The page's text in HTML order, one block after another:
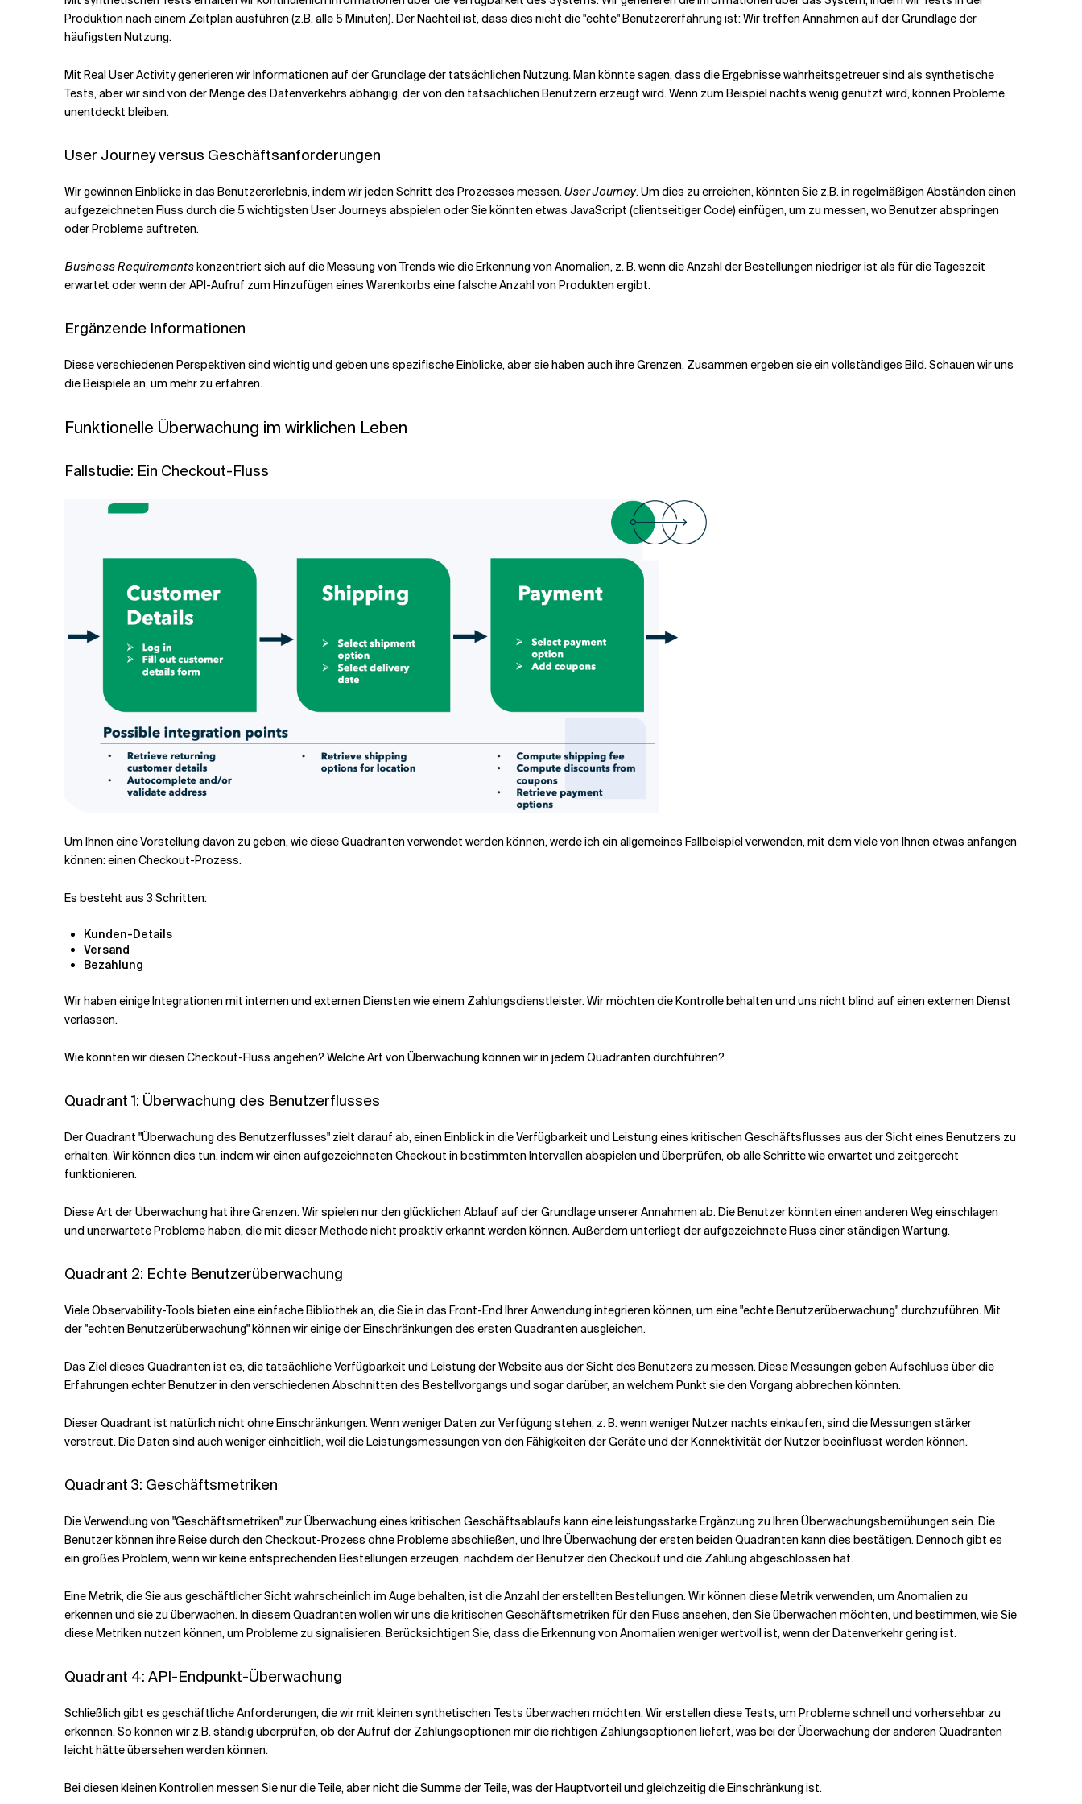
Produktion nach einem Zeitplan ausführen (z.B. alle 5 Minuten). Der Nachteil ist, dass dies nicht die "echte" Benutzererfahrung ist: Wir treffen Annahmen auf der Grundlage der
häufigsten Nutzung.
Mit Real User Activity generieren wir Informationen auf der Grundlage der tatsächlichen Nutzung. Man könnte sagen, dass die Ergebnisse wahrheitsgetreuer sind als synthetische
Tests, aber wir sind von der Menge des Datenverkehrs abhängig, der von den tatsächlichen Benutzern erzeugt wird. Wenn zum Beispiel nachts wenig genutzt wird, können Probleme
unentdeckt bleiben.
User Journey versus Geschäftsanforderungen
Wir gewinnen Einblicke in das Benutzererlebnis, indem wir jeden Schritt des Prozesses messen.User Journey. Um dies zu erreichen, könnten Sie z.B. in regelmäßigen Abständen einen
aufgezeichneten Fluss durch die 5 wichtigsten User Journeys abspielen oder Sie könnten etwas JavaScript (clientseitiger Code) einfügen, um zu messen, wo Benutzer abspringen
oder Probleme auftreten.
Business Requirementskonzentriert sich auf die Messung von Trends wie die Erkennung von Anomalien, z. B. wenn die Anzahl der Bestellungen niedriger ist als für die Tageszeit
erwartet oder wenn der API-Aufruf zum Hinzufügen eines Warenkorbs eine falsche Anzahl von Produkten ergibt.
Ergänzende Informationen
Diese verschiedenen Perspektiven sind wichtig und geben uns spezifische Einblicke, aber sie haben auch ihre Grenzen. Zusammen ergeben sie ein vollständiges Bild. Schauen wir uns
die Beispiele an, um mehr zu erfahren.
Funktionelle Überwachung im wirklichen Leben
Fallstudie: Ein Checkout-Fluss
Um Ihnen eine Vorstellung davon zu geben, wie diese Quadranten verwendet werden können, werde ich ein allgemeines Fallbeispiel verwenden, mit dem viele von Ihnen etwas anfangen
können: einen Checkout-Prozess.
Es besteht aus 3 Schritten:
Kunden-Details
Versand
Bezahlung
Wir haben einige Integrationen mit internen und externen Diensten wie einem Zahlungsdienstleister. Wir möchten die Kontrolle behalten und uns nicht blind auf einen externen Dienst
verlassen.
Wie könnten wir diesen Checkout-Fluss angehen? Welche Art von Überwachung können wir in jedem Quadranten durchführen?
Quadrant 1: Überwachung des Benutzerflusses
Der Quadrant "Überwachung des Benutzerflusses" zielt darauf ab, einen Einblick in die Verfügbarkeit und Leistung eines kritischen Geschäftsflusses aus der Sicht eines Benutzers zu
erhalten. Wir können dies tun, indem wir einen aufgezeichneten Checkout in bestimmten Intervallen abspielen und überprüfen, ob alle Schritte wie erwartet und zeitgerecht
funktionieren.
Diese Art der Überwachung hat ihre Grenzen. Wir spielen nur den glücklichen Ablauf auf der Grundlage unserer Annahmen ab. Die Benutzer könnten einen anderen Weg einschlagen
und unerwartete Probleme haben, die mit dieser Methode nicht proaktiv erkannt werden können. Außerdem unterliegt der aufgezeichnete Fluss einer ständigen Wartung.
Quadrant 2: Echte Benutzerüberwachung
Viele Observability-Tools bieten eine einfache Bibliothek an, die Sie in das Front-End Ihrer Anwendung integrieren können, um eine "echte Benutzerüberwachung" durchzuführen. Mit
der "echten Benutzerüberwachung" können wir einige der Einschränkungen des ersten Quadranten ausgleichen.
Das Ziel dieses Quadranten ist es, die tatsächliche Verfügbarkeit und Leistung der Website aus der Sicht des Benutzers zu messen. Diese Messungen geben Aufschluss über die
Erfahrungen echter Benutzer in den verschiedenen Abschnitten des Bestellvorgangs und sogar darüber, an welchem Punkt sie den Vorgang abbrechen könnten.
Dieser Quadrant ist natürlich nicht ohne Einschränkungen. Wenn weniger Daten zur Verfügung stehen, z. B. wenn weniger Nutzer nachts einkaufen, sind die Messungen stärker
verstreut. Die Daten sind auch weniger einheitlich, weil die Leistungsmessungen von den Fähigkeiten der Geräte und der Konnektivität der Nutzer beeinflusst werden können.
Quadrant 3: Geschäftsmetriken
Die Verwendung von "Geschäftsmetriken" zur Überwachung eines kritischen Geschäftsablaufs kann eine leistungsstarke Ergänzung zu Ihren Überwachungsbemühungen sein. Die
Benutzer können ihre Reise durch den Checkout-Prozess ohne Probleme abschließen, und Ihre Überwachung der ersten beiden Quadranten kann dies bestätigen. Dennoch gibt es
ein großes Problem, wenn wir keine entsprechenden Bestellungen erzeugen, nachdem der Benutzer den Checkout und die Zahlung abgeschlossen hat.
Eine Metrik, die Sie aus geschäftlicher Sicht wahrscheinlich im Auge behalten, ist die Anzahl der erstellten Bestellungen. Wir können diese Metrik verwenden, um Anomalien zu
erkennen und sie zu überwachen. In diesem Quadranten wollen wir uns die kritischen Geschäftsmetriken für den Fluss ansehen, den Sie überwachen möchten, und bestimmen, wie Sie
diese Metriken nutzen können, um Probleme zu signalisieren. Berücksichtigen Sie, dass die Erkennung von Anomalien weniger wertvoll ist, wenn der Datenverkehr gering ist.
Quadrant 4: API-Endpunkt-Überwachung
Schließlich gibt es geschäftliche Anforderungen, die wir mit kleinen synthetischen Tests überwachen möchten. Wir erstellen diese Tests, um Probleme schnell und vorhersehbar zu
erkennen. So können wir z.B. ständig überprüfen, ob der Aufruf der Zahlungsoptionen mir die richtigen Zahlungsoptionen liefert, was bei der Überwachung der anderen Quadranten
leicht hätte übersehen werden können.
Bei diesen kleinen Kontrollen messen Sie nur die Teile, aber nicht die Summe der Teile, was der Hauptvorteil und gleichzeitig die Einschränkung ist.